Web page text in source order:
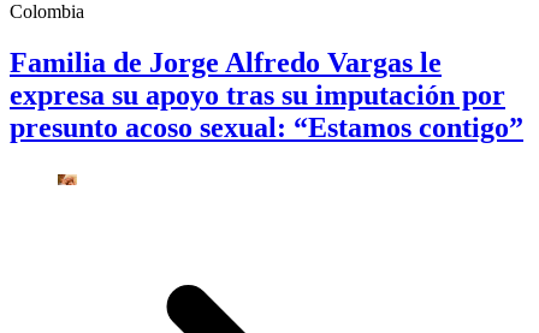
Colombia
Familia de Jorge Alfredo Vargas le
expresa su apoyo tras su imputación por
presunto acoso sexual: “Estamos contigo”